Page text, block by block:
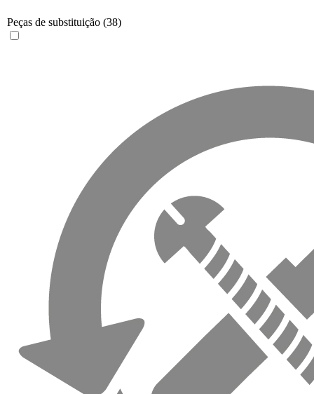
Peças de substituição (38)